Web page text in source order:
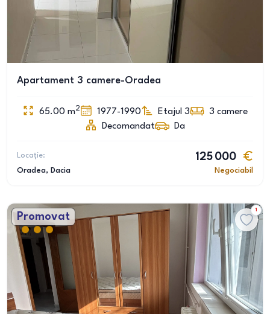
Apartament 3 camere-Oradea
65.00 m2 1977-1990 Etajul 3 3 camere
Decomandat
Da
Locație:
Oradea, Dacia
125 000
Negociabil
Promovat
1